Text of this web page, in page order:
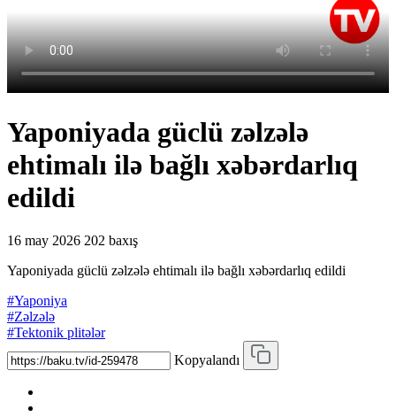
Yaponiyada güclü zəlzələ
ehtimalı ilə bağlı xəbərdarlıq
edildi
16 may 2026 202 baxış
Yaponiyada güclü zəlzələ ehtimalı ilə bağlı xəbərdarlıq edildi
#Yaponiya
#Zəlzələ
#Tektonik plitələr
Kopyalandı